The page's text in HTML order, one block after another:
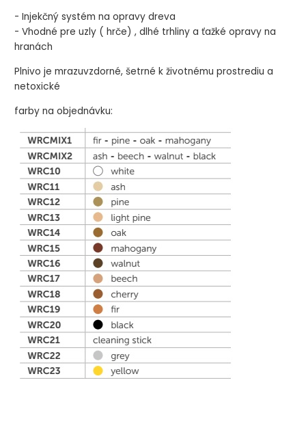
- Injekčný systém na opravy dreva
- Vhodné pre uzly ( hrče) , dlhé trhliny a ťažké opravy na
hranách
Plnivo je mrazuvzdorné, šetrné k životnému prostrediu a
netoxické
farby na objednávku: